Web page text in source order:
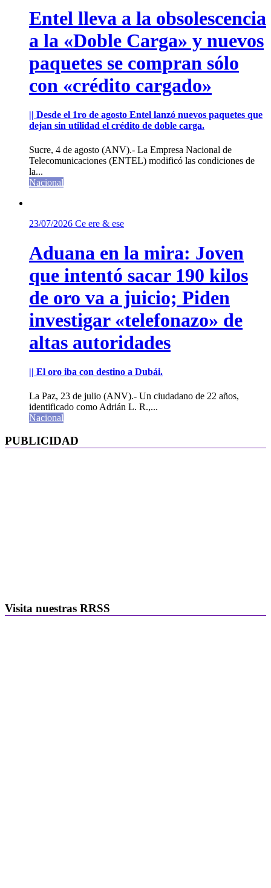
Entel lleva a la obsolescencia
a la «Doble Carga» y nuevos
paquetes se compran sólo
con «crédito cargado»
|| Desde el 1ro de agosto Entel lanzó nuevos paquetes que
dejan sin utilidad el crédito de doble carga.
Sucre, 4 de agosto (ANV).- La Empresa Nacional de
Telecomunicaciones (ENTEL) modificó las condiciones de
la...
Nacional
23/07/2026 Ce ere & ese
Aduana en la mira: Joven
que intentó sacar 190 kilos
de oro va a juicio; Piden
investigar «telefonazo» de
altas autoridades
|| El oro iba con destino a Dubái.
La Paz, 23 de julio (ANV).- Un ciudadano de 22 años,
identificado como Adrián L. R.,...
Nacional
PUBLICIDAD
Visita nuestras RRSS